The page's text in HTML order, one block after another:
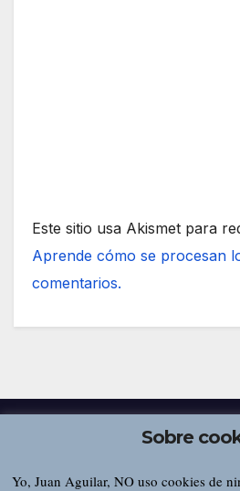
Este sitio usa Akismet para
Aprende cómo se procesan
comentarios.
Sobre
Yo, Juan Aguilar, NO uso cookies de